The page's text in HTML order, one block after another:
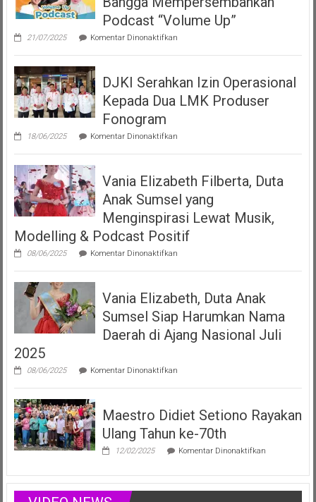
Podcast “Volume Up”
21/07/2025 Komentar Dinonaktifkanpada
Seperempat
Bangga
Mempersembahkan
Podcast
DJKI Serahkan Izin Operasional
Kepada Dua LMK Produser
Fonogram
18/06/2025 Komentar Dinonaktifkanpada
Serahkan
Operasional
Dua
LMK
Produser
Fonogram
Vania Elizabeth Filberta, Duta
Anak Sumsel yang
Menginspirasi Lewat Musik,
Modelling & Podcast Positif
08/06/2025 Komentar Dinonaktifkanpada
Elizabeth
Duta
Sumsel
Menginspirasi
Modelling
Positif
Vania Elizabeth, Duta Anak
Sumsel Siap Harumkan Nama
Daerah di Ajang Nasional Juli
2025
08/06/2025 Komentar Dinonaktifkanpada
Elizabeth,
Anak
Siap
Harumkan
Ajang
Maestro Didiet Setiono Rayakan
Ulang Tahun ke-70th
12/02/2025 Komentar Dinonaktifkanpada
Setiono
Rayakan